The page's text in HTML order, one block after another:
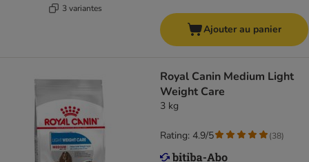
3 variantes
Ajouter au panier
Royal Canin Medium Light
Weight Care
3 kg
Rating: 4.9/5 (38)